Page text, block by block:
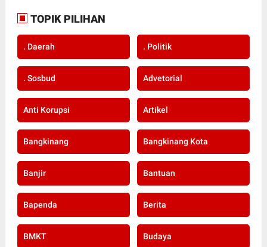
TOPIK PILIHAN
. Daerah . Politik
. Sosbud Advetorial
Anti Korupsi Artikel
Bangkinang Bangkinang Kota
Banjir Bantuan
Bapenda Berita
BMKT Budaya